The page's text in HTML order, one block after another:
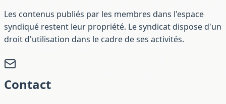
Les contenus publiés par les membres dans l'espace
syndiqué restent leur propriété. Le syndicat dispose d'un
droit d'utilisation dans le cadre de ses activités.
Contact